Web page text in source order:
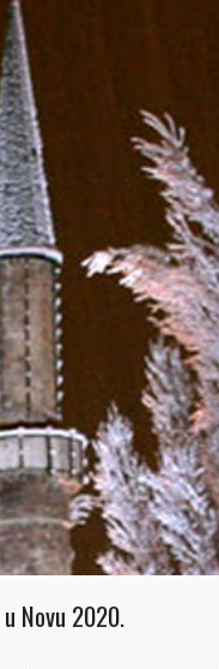
Novu 2020.